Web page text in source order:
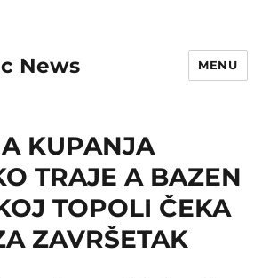
News MENU
KUPANJA
TRAJE A BAZEN
TOPOLI ČEKA
ZAVRŠETAK